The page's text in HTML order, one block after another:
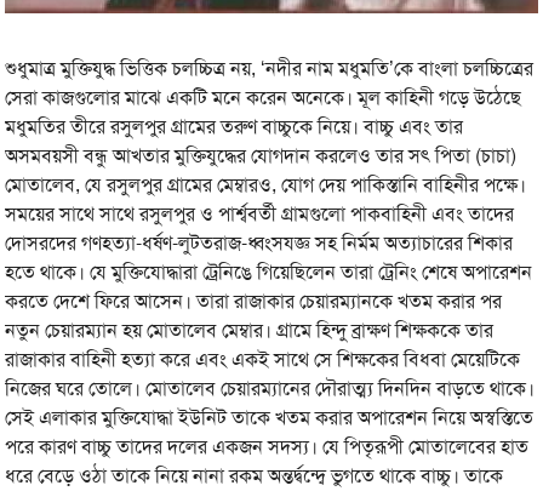
শুধুমাত্র মুক্তিযুদ্ধ ভিত্তিক চলচ্চিত্র নয়, ‘নদীর নাম মধুমতি’কে বাংলা চলচ্চিত্রের
সেরা কাজগুলোর মাঝে একটি মনে করেন অনেকে। মূল কাহিনী গড়ে উঠেছে
মধুমতির তীরে রসুলপুর গ্রামের তরুণ বাচ্চুকে নিয়ে। বাচ্চু এবং তার
অসমবয়সী বন্ধু আখতার মুক্তিযুদ্ধের যোগদান করলেও তার সৎ পিতা (চাচা)
মোতালেব, যে রসুলপুর গ্রামের মেম্বারও, যোগ দেয় পাকিস্তানি বাহিনীর পক্ষে।
সময়ের সাথে সাথে রসুলপুর ও পার্শ্ববর্তী গ্রামগুলো পাকবাহিনী এবং তাদের
দোসরদের গণহত্যা-ধর্ষণ-লুটতরাজ-ধ্বংসযজ্ঞ সহ নির্মম অত্যাচারের শিকার
হতে থাকে। যে মুক্তিযোদ্ধারা ট্রেনিঙে গিয়েছিলেন তারা ট্রেনিং শেষে অপারেশন
করতে দেশে ফিরে আসেন। তারা রাজাকার চেয়ারম্যানকে খতম করার পর
নতুন চেয়ারম্যান হয় মোতালেব মেম্বার। গ্রামে হিন্দু ব্রাক্ষণ শিক্ষককে তার
রাজাকার বাহিনী হত্যা করে এবং একই সাথে সে শিক্ষকের বিধবা মেয়েটিকে
নিজের ঘরে তোলে। মোতালেব চেয়ারম্যানের দৌরাত্ম্য দিনদিন বাড়তে থাকে।
সেই এলাকার মুক্তিযোদ্ধা ইউনিট তাকে খতম করার অপারেশন নিয়ে অস্বস্তিতে
পরে কারণ বাচ্চু তাদের দলের একজন সদস্য। যে পিতৃরূপী মোতালেবের হাত
ধরে বেড়ে ওঠা তাকে নিয়ে নানা রকম অন্তর্দ্বন্দ্বে ভুগতে থাকে বাচ্চু। তাকে